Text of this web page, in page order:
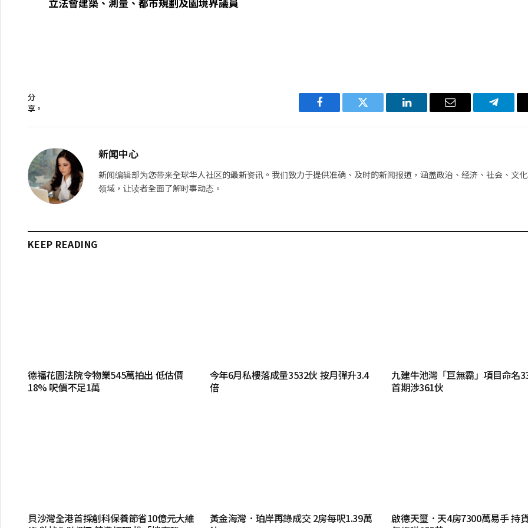
分
享。
Facebook Twitter LinkedIn 电
新闻中心
新闻编辑部为您带来全球华人社区的最新资讯。我们致力于提供准确、及时的新闻报道，涵盖政治、经济、社会、文
领域，让读者全面了解时事动态。
KEEP READING
德福花園法院令物業545萬拍出 低估價
18% 呎價不足1萬
今年6月私樓落成量3532伙 按月彈升3.4
倍
九建牛池灣「巨無霸」項目命名
首期涉361伙
貝沙灣全港首採創科保養節省10億元大維
黃金海灣．珀岸再錄成交 2房每呎1.39萬
啟德天璽．天4房7300萬易手 持